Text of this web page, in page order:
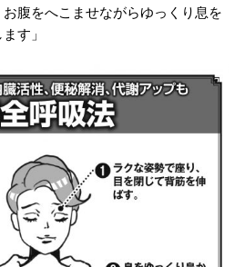
腹をへこませながらゆっくり息を
す」